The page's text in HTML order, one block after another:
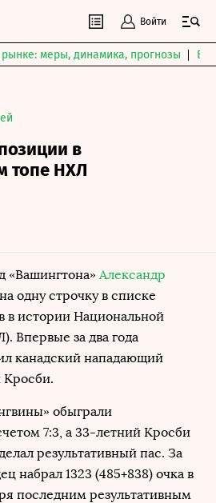
Войти
меры, динамика, прогнозы
в
топе НХЛ
«Вашингтона» Александр
одну строчку в списке
в истории Национальной
Впервые за два года
канадский нападающий
Кросби.
обыграли
7:3, а 33-летний Кросби
результативный пас. За
набрал 1323 (485+838) очка в
последним результативным